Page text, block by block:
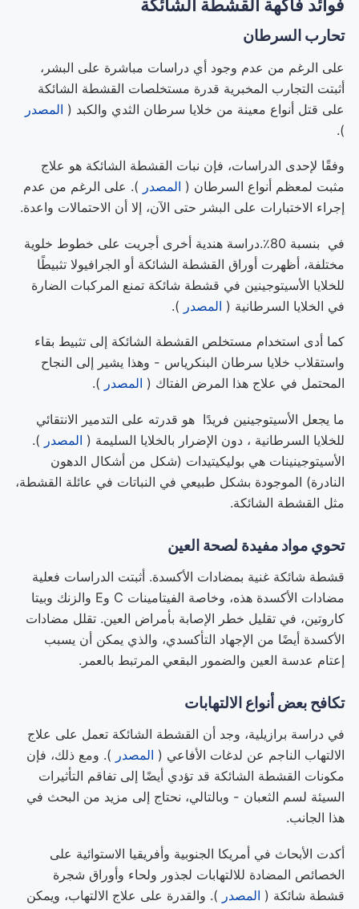
فوائد فاكهة القشطة الشائكة
تحارب السرطان
على الرغم من عدم وجود أي دراسات مباشرة على البشر،
أثبتت التجارب المخبرية قدرة مستخلصات القشطة الشائكة
على قتل أنواع معينة من خلايا سرطان الثدي والكبد ( المصدر
).
وفقًا لإحدى الدراسات، فإن نبات القشطة الشائكة هو علاج
مثبت لمعظم أنواع السرطان ( المصدر ). على الرغم من عدم
إجراء الاختبارات على البشر حتى الآن، إلا أن الاحتمالات واعدة.
في بنسبة 80٪.دراسة هندية أخرى أجريت على خطوط خلوية
مختلفة، أظهرت أوراق القشطة الشائكة أو الجرافيولا تثبيطًا
للخلايا الأسيتوجينين في قشطة شائكة تمنع المركبات الضارة
في الخلايا السرطانية ( المصدر ).
كما أدى استخدام مستخلص القشطة الشائكة إلى تثبيط بقاء
واستقلاب خلايا سرطان البنكرياس - وهذا يشير إلى النجاح
المحتمل في علاج هذا المرض الفتاك ( المصدر ).
ما يجعل الأسيتوجينين فريدًا هو قدرته على التدمير الانتقائي
للخلايا السرطانية ، دون الإضرار بالخلايا السليمة ( المصدر ).
الأسيتوجينينات هي بوليكيتيدات (شكل من أشكال الدهون
النادرة) الموجودة بشكل طبيعي في النباتات في عائلة القشطة،
مثل القشطة الشائكة.
تحوي مواد مفيدة لصحة العين
قشطة شائكة غنية بمضادات الأكسدة. أثبتت الدراسات فعلية
مضادات الأكسدة هذه، وخاصة الفيتامينات C وE والزنك وبيتا
كاروتين، في تقليل خطر الإصابة بأمراض العين. تقلل مضادات
الأكسدة أيضًا من الإجهاد التأكسدي، والذي يمكن أن يسبب
إعتام عدسة العين والضمور البقعي المرتبط بالعمر.
تكافح بعض أنواع الالتهابات
في دراسة برازيلية، وجد أن القشطة الشائكة تعمل على علاج
الالتهاب الناجم عن لدغات الأفاعي ( المصدر ). ومع ذلك، فإن
مكونات القشطة الشائكة قد تؤدي أيضًا إلى تفاقم التأثيرات
السيئة لسم الثعبان - وبالتالي، نحتاج إلى مزيد من البحث في
هذا الجانب.
أكدت الأبحاث في أمريكا الجنوبية وأفريقيا الاستوائية على
الخصائص المضادة للالتهابات لجذور ولحاء وأوراق شجرة
قشطة شائكة ( المصدر ). والقدرة على علاج الالتهاب، ويمكن